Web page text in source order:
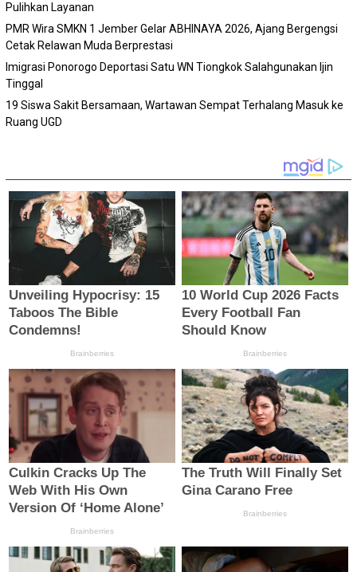
Pulihkan Layanan
PMR Wira SMKN 1 Jember Gelar ABHINAYA 2026, Ajang Bergengsi
Cetak Relawan Muda Berprestasi
Imigrasi Ponorogo Deportasi Satu WN Tiongkok Salahgunakan Ijin
Tinggal
19 Siswa Sakit Bersamaan, Wartawan Sempat Terhalang Masuk ke
Ruang UGD